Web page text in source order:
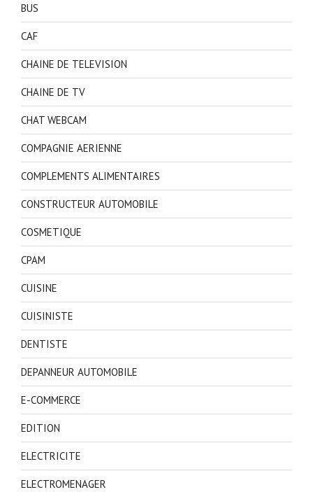
BUS
CAF
CHAINE DE TELEVISION
CHAINE DE TV
CHAT WEBCAM
COMPAGNIE AERIENNE
COMPLEMENTS ALIMENTAIRES
CONSTRUCTEUR AUTOMOBILE
COSMETIQUE
CPAM
CUISINE
CUISINISTE
DENTISTE
DEPANNEUR AUTOMOBILE
E-COMMERCE
EDITION
ELECTRICITE
ELECTROMENAGER